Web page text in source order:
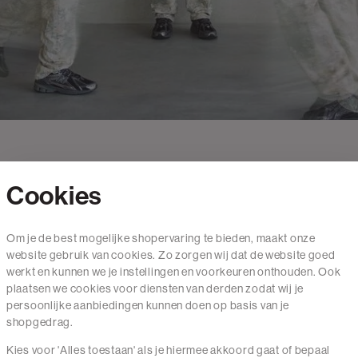
Mail ons
020 - 3412 650
Van maandag t/m vrijdag van 8.30 uur tot 18.00 uur.
Cookies
Om je de best mogelijke shopervaring te bieden, maakt onze
website gebruik van cookies. Zo zorgen wij dat de website goed
werkt en kunnen we je instellingen en voorkeuren onthouden. Ook
plaatsen we cookies voor diensten van derden zodat wij je
persoonlijke aanbiedingen kunnen doen op basis van je
shopgedrag.
Kies voor 'Alles toestaan' als je hiermee akkoord gaat of bepaal